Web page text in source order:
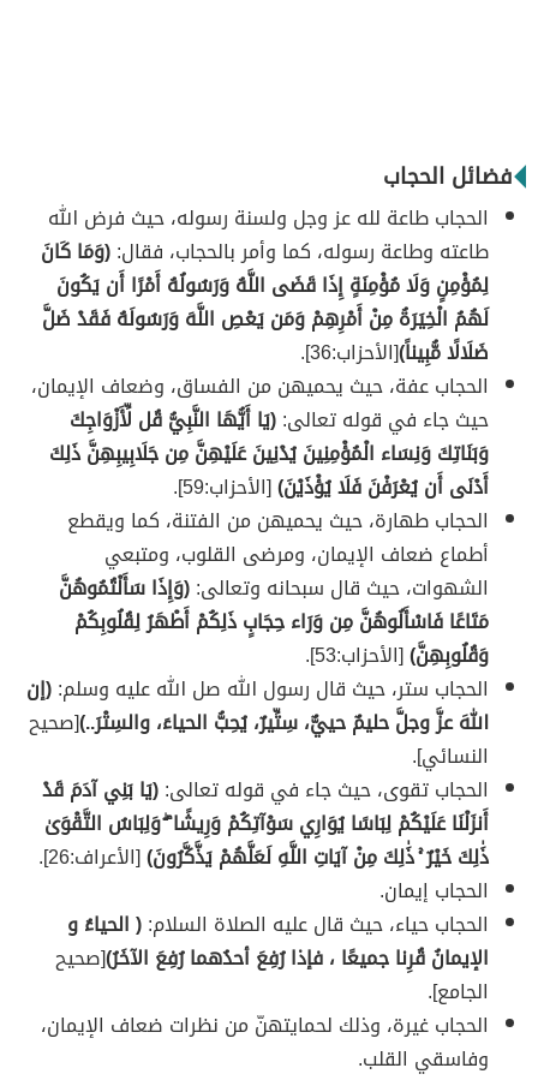
فضائل الحجاب
الحجاب طاعة لله عز وجل ولسنة رسوله، حيث فرض الله
طاعته وطاعة رسوله، كما وأمر بالحجاب، فقال:(وَمَا كَانَ
لِمُؤْمِنٍ وَلَا مُؤْمِنَةٍ إِذَا قَضَى اللَّهُ وَرَسُولُهُ أَمْرًا أَن يَكُونَ
لَهُمُ الْخِيَرَةُ مِنْ أَمْرِهِمْ وَمَن يَعْصِ اللَّهَ وَرَسُولَهُ فَقَدْ ضَلَّ
ضَلَالًا مُّبِيناً)[الأحزاب:36].
الحجاب عفة، حيث يحميهن من الفساق، وضعاف الإيمان،
حيث جاء في قوله تعالى:(يَا أَيُّهَا النَّبِيُّ قُل لِّأَزْوَاجِكَ
وَبَنَاتِكَ وَنِسَاء الْمُؤْمِنِينَ يُدْنِينَ عَلَيْهِنَّ مِن جَلَابِيبِهِنَّ ذَلِكَ
أَدْنَى أَن يُعْرَفْنَ فَلَا يُؤْذَيْنَ)[الأحزاب:59].
الحجاب طهارة، حيث يحميهن من الفتنة، كما ويقطع
أطماع ضعاف الإيمان، ومرضى القلوب، ومتبعي
الشهوات، حيث قال سبحانه وتعالى:(وَإِذَا سَأَلْتُمُوهُنَّ
مَتَاعًا فَاسْأَلُوهُنَّ مِن وَرَاء حِجَابٍ ذَلِكُمْ أَطْهَرُ لِقُلُوبِكُمْ
وَقُلُوبِهِنَّ)[الأحزاب:53].
الحجاب ستر، حيث قال رسول الله صل الله عليه وسلم:(إن
اللهَ عزَّ وجلَّ حليمٌ حييٌّ، سِتِّيرٌ، يُحِبُّ الحياءَ، والسِتْرَ..)[صحيح
النسائي].
الحجاب تقوى، حيث جاء في قوله تعالى:(يَا بَنِي آدَمَ قَدْ
أَنزَلْنَا عَلَيْكُمْ لِبَاسًا يُوَارِي سَوْآتِكُمْ وَرِيشًا ۖ وَلِبَاسُ التَّقْوَىٰ
ذَٰلِكَ خَيْرٌ ۚ ذَٰلِكَ مِنْ آيَاتِ اللَّهِ لَعَلَّهُمْ يَذَّكَّرُونَ)[الأعراف:26].
الحجاب إيمان.
الحجاب حياء، حيث قال عليه الصلاة السلام:( الحياءُ و
الإيمانُ قُرِنا جميعًا ، فإذا رُفِعَ أحدُهما رُفِعَ الآخَرُ)[صحيح
الجامع].
الحجاب غيرة، وذلك لحمايتهنّ من نظرات ضعاف الإيمان،
وفاسقي القلب.